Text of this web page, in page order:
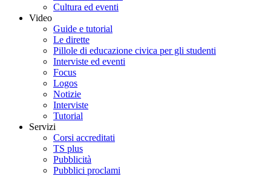
Cultura ed eventi
Video
Guide e tutorial
Le dirette
Pillole di educazione civica per gli studenti
Interviste ed eventi
Focus
Logos
Notizie
Interviste
Tutorial
Servizi
Corsi accreditati
TS plus
Pubblicità
Pubblici proclami